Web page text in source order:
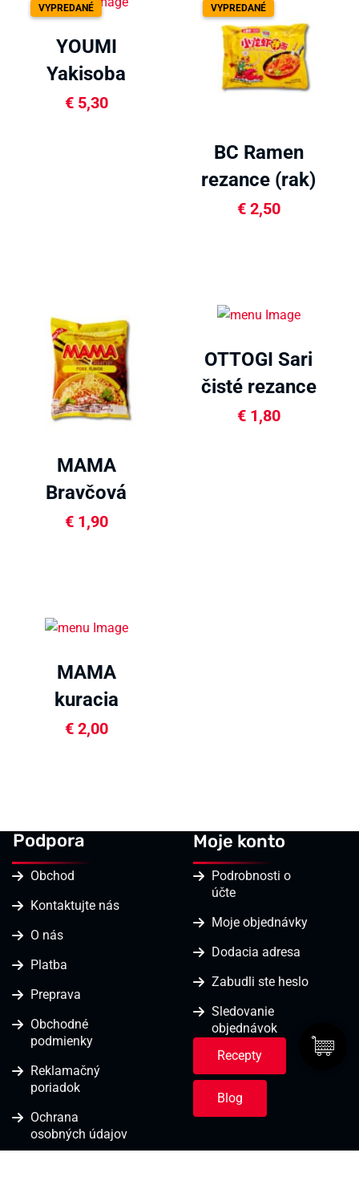
VYPREDANÉ
YOUMI
Yakisoba
rezance 480g
€5,30
VYPREDANÉ
BC Ramen
rezance (rak)
113g
€2,50
MAMA
Bravčová
polievka 90g
€1,90
OTTOGI Sari
čisté rezance
110g
€1,80
MAMA
kuracia
polievka ostrá
€2,00
Podpora
Obchod
Kontaktujte nás
O nás
Platba
Preprava
Obchodné
podmienky
Reklamačný
poriadok
Ochrana
osobných údajov
Moje konto
Podrobnosti o
účte
Moje objednávky
Dodacia adresa
Zabudli ste heslo
Sledovanie
objednávok
Recepty
Blog